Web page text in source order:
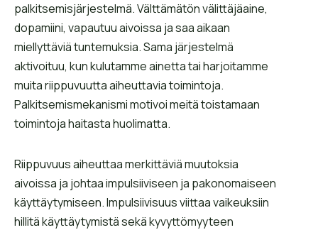
palkitsemisjärjestelmä. Välttämätön välittäjäaine,
dopamiini, vapautuu aivoissa ja saa aikaan
miellyttäviä tuntemuksia. Sama järjestelmä
aktivoituu, kun kulutamme ainetta tai harjoitamme
muita riippuvuutta aiheuttavia toimintoja.
Palkitsemismekanismi motivoi meitä toistamaan
toimintoja haitasta huolimatta.
Riippuvuus aiheuttaa merkittäviä muutoksia
aivoissa ja johtaa impulsiiviseen ja pakonomaiseen
käyttäytymiseen. Impulsiivisuus viittaa vaikeuksiin
hillitä käyttäytymistä sekä kyvyttömyyteen